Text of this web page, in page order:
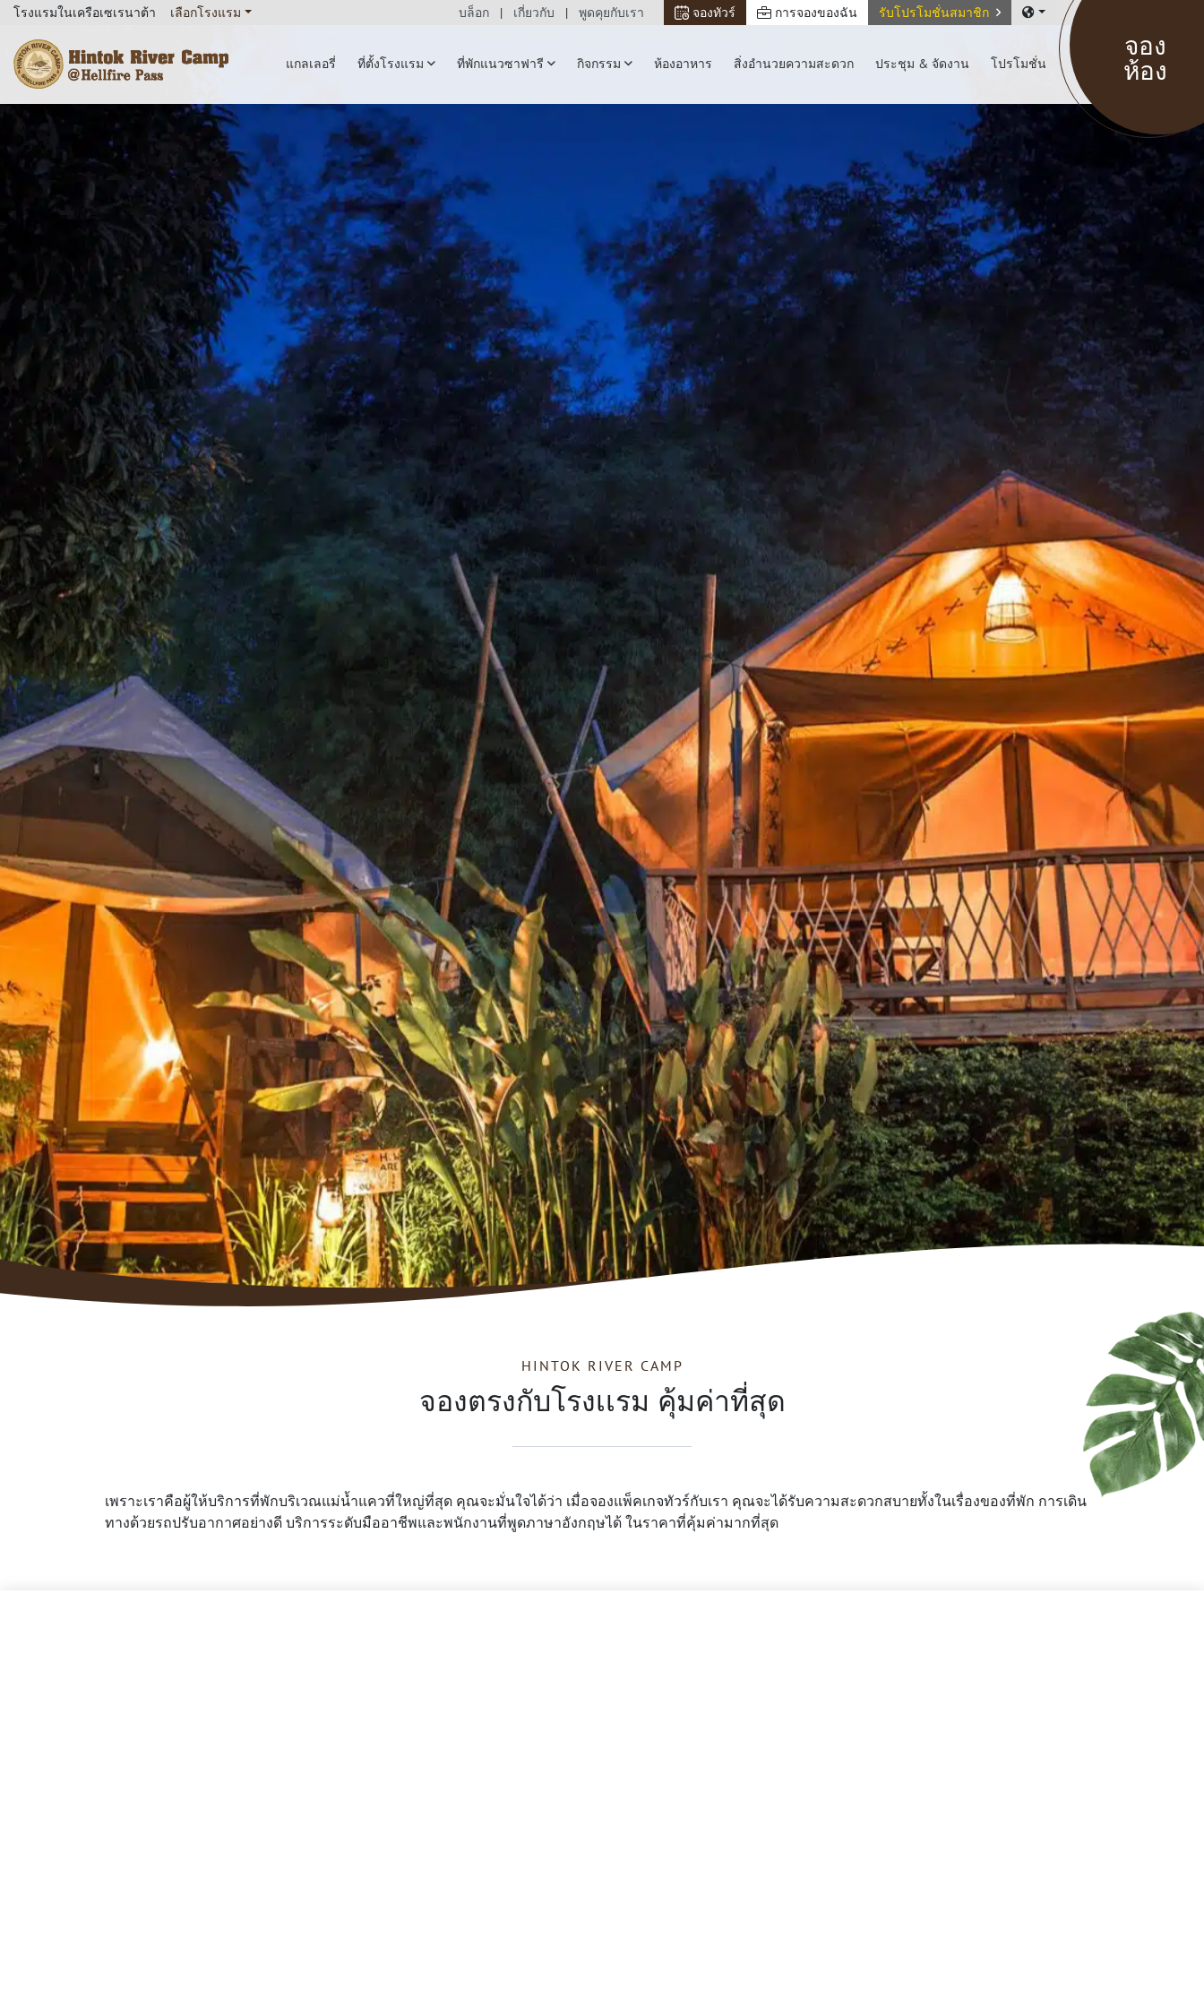
โรงแรมในเครือเซเรนาต้า เลือกโรงแรม บล็อก เกี่ยวกับ พูดคุยกับเรา จองทัวร์ การจองของฉัน รับโปรโมชั่นสมาชิก
แกลเลอรี่ ที่ตั้งโรงแรม ที่พักแนวซาฟารี กิจกรรม ห้องอาหาร สิ่งอำนวยความสะดวก ประชุม & จัดงาน โปรโมชั่น
HINTOK RIVER CAMP
จองตรงกับโรงเเรม คุ้มค่าที่สุด
เพราะเราคือผู้ให้บริการที่พักบริเวณแม่น้ำแควที่ใหญ่ที่สุด คุณจะมั่นใจได้ว่า เมื่อจองแพ็คเกจทัวร์กับเรา คุณจะได้รับความสะดวกสบายทั้งในเรื่องของที่พัก การเดิน
ทางด้วยรถปรับอากาศอย่างดี บริการระดับมืออาชีพและพนักงานที่พูดภาษาอังกฤษได้ ในราคาที่คุ้มค่ามากที่สุด
จอง
ห้อง